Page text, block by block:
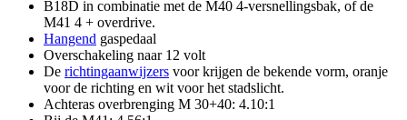
B18D in combinatie met de M40 4-versnellingsbak, of de
M41 4 + overdrive.
Hangend gaspedaal
Overschakeling naar 12 volt
De richtingaanwijzers voor krijgen de bekende vorm, oranje
voor de richting en wit voor het stadslicht.
Achteras overbrenging M 30+40: 4.10:1